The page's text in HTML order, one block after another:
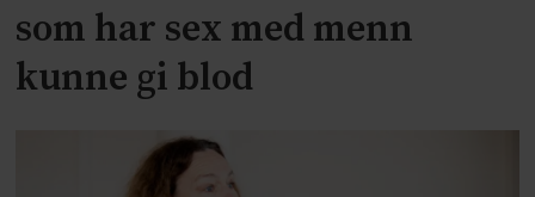
som har sex med menn
kunne gi blod